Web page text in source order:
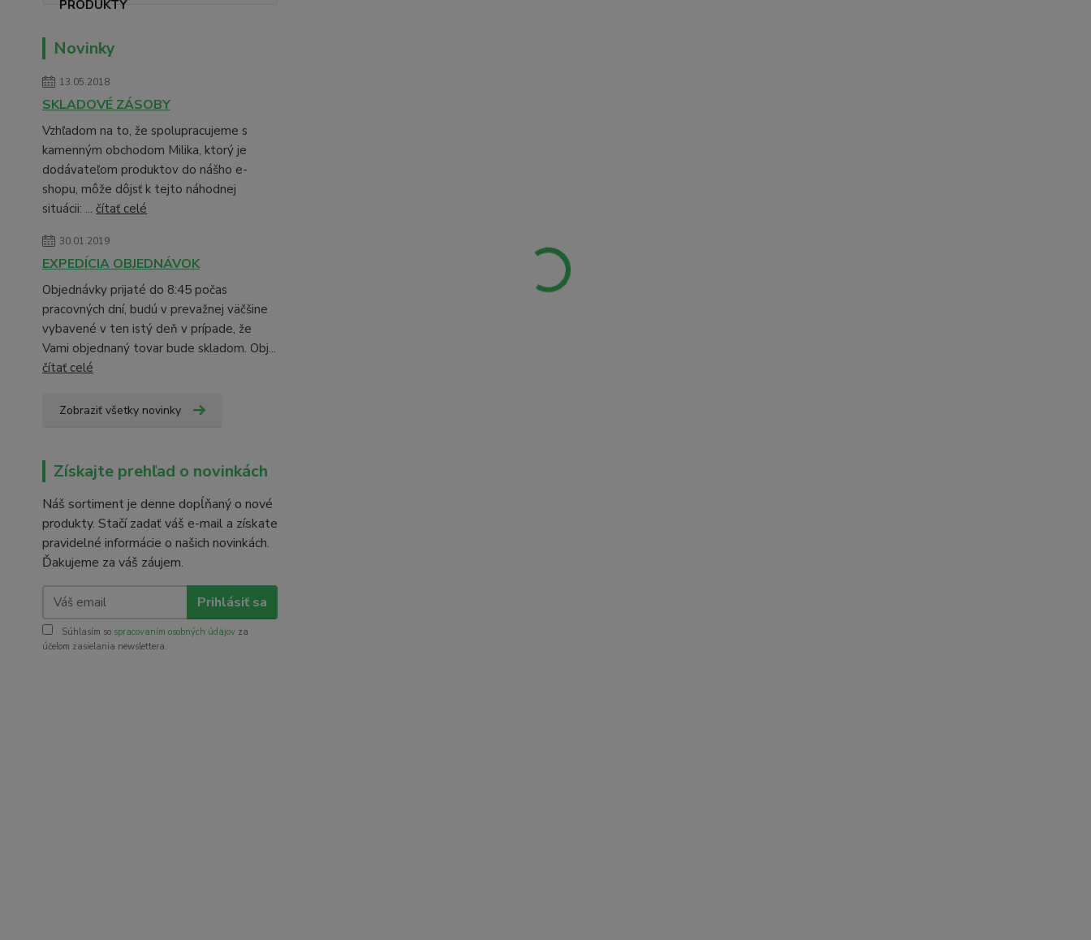
Novinky
13.05.2018
SKLADOVÉ ZÁSOBY
Vzhľadom na to, že spolupracujeme s
kamenným obchodom Milika, ktorý je
dodávateľom produktov do nášho e-
shopu, môže dôjsť k tejto náhodnej
situácii: ... čítať celé
30.01.2019
EXPEDÍCIA OBJEDNÁVOK
Objednávky prijaté do 8:45 počas
pracovných dní, budú v prevažnej väčšine
vybavené v ten istý deň v prípade, že
Vami objednaný tovar bude skladom. Obj...
čítať celé
Zobraziť všetky novinky
Získajte prehľad o novinkách
Náš sortiment je denne dopĺňaný o nové
produkty. Stačí zadať váš e-mail a získate
pravidelné informácie o našich novinkách.
Ďakujeme za váš záujem.
Prihlásiť sa
Súhlasím so spracovaním osobných údajov za
účelom zasielania newslettera.